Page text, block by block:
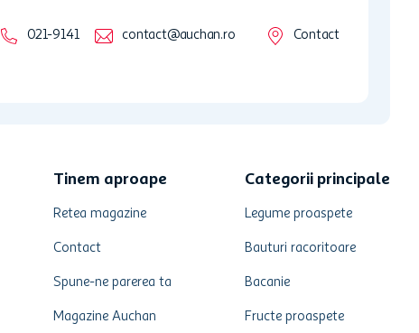
021-9141 contact@auchan.ro Contact
Tinem aproape
Retea magazine
Contact
Spune-ne parerea ta
Magazine Auchan
Categorii principale
Legume proaspete
Bauturi racoritoare
Bacanie
Fructe proaspete